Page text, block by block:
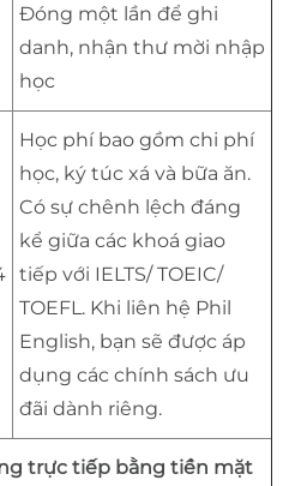
Đóng một lần để ghi
danh, nhận thư mời nhập
học
Học phí bao gồm chi phí
học, ký túc xá và bữa ăn.
Có sự chênh lệch đáng
kể giữa các khoá giao
tiếp với IELTS/ TOEIC/
TOEFL. Khi liên hệ Phil
English, bạn sẽ được áp
dụng các chính sách ưu
đãi dành riêng.
trực tiếp bằng tiền mặt